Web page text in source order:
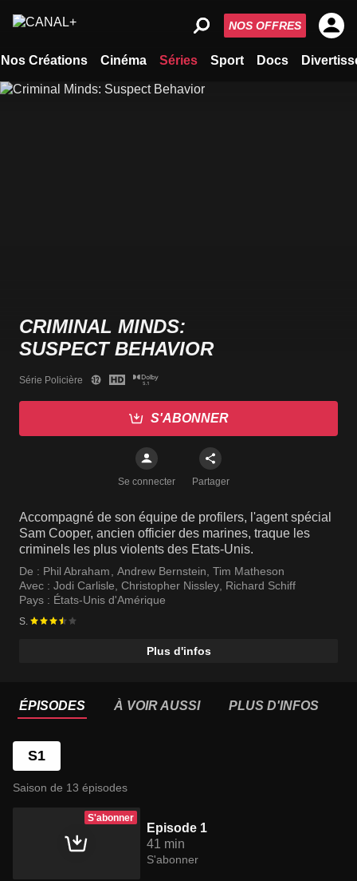
Nos Créations Cinéma Séries Sport Docs
NOS OFFRES
CRIMINAL MINDS:
SUSPECT BEHAVIOR
Série Policière
S'ABONNER
Se connecter Partager
Accompagné de son équipe de profilers, l'agent spécial
Sam Cooper, ancien officier des marines, traque les
criminels les plus violents des Etats-Unis.
De : Phil Abraham Andrew Bernstein Tim Matheson
Avec : Jodi Carlisle Christopher Nissley Richard Schiff
Pays : États-Unis d'Amérique
S.
Plus d'infos
ÉPISODES À VOIR AUSSI PLUS D'INFOS
S1
Saison de 13 épisodes
S'abonner
Episode 1
41 min
S'abonner